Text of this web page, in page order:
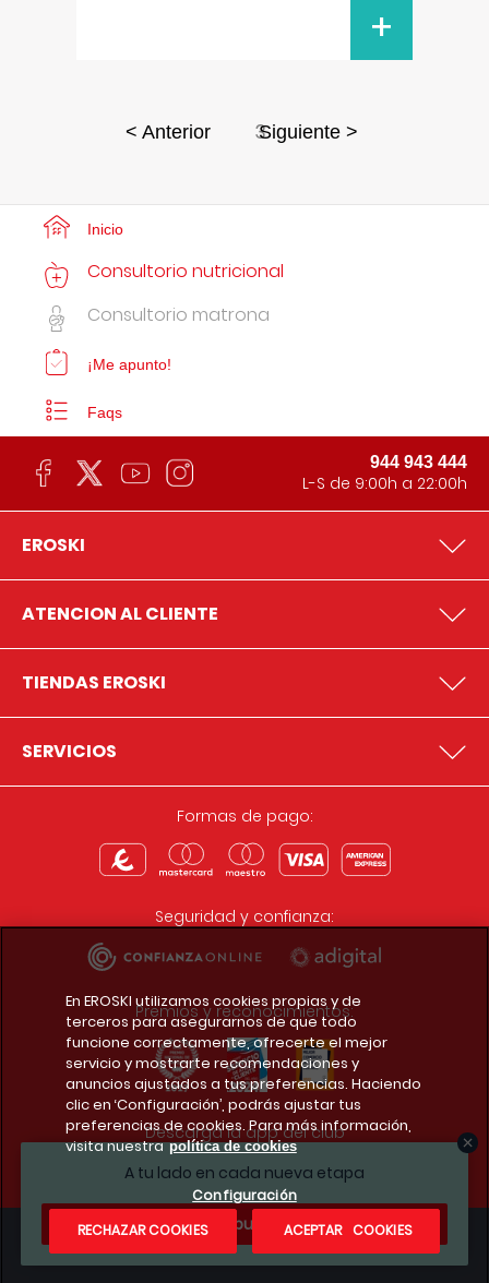
+
< Anterior 3Siguiente >
A tu lado en cada nueva etapa
¿Te apuntas?
Inicio
Consultorio nutricional
Consultorio matrona
¡Me apunto!
Faqs
944 943 444
L-S de 9:00h a 22:00h
EROSKI
ATENCION AL CLIENTE
TIENDAS EROSKI
SERVICIOS
Formas de pago:
Seguridad y confianza:
Premios y reconocimientos:
Descarga la app del club
Condiciones legales
En EROSKI utilizamos cookies propias y de
terceros para asegurarnos de que todo
funcione correctamente, ofrecerte el mejor
servicio y mostrarte recomendaciones y
anuncios ajustados a tus preferencias. Haciendo
clic en ‘Configuración’, podrás ajustar tus
preferencias de cookies. Para más información,
visita nuestra política de cookies
Configuración
RECHAZAR COOKIES
ACEPTAR COOKIES